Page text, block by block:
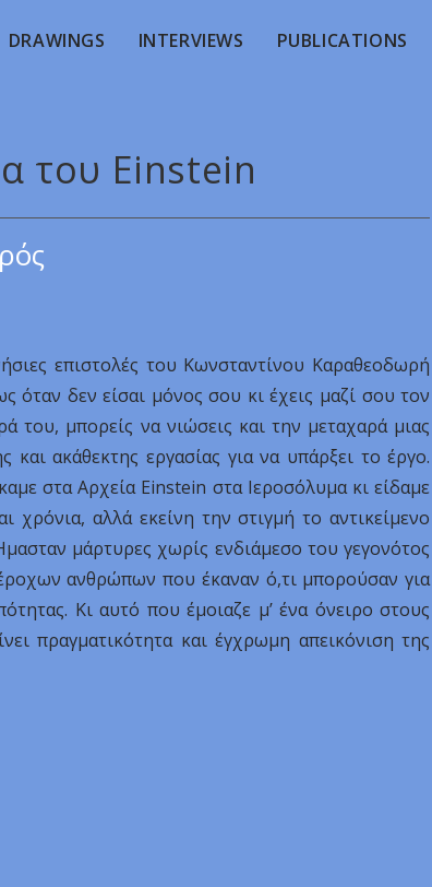
DRAWINGS INTERVIEWS PUBLICATIONS
του Einstein
επιστολές του Κωνσταντίνου Καραθεοδωρή
δεν είσαι μόνος σου κι έχεις μαζί σου τον
του, μπορείς να νιώσεις και την μεταχαρά μιας
ακάθεκτης εργασίας για να υπάρξει το έργο.
στα Αρχεία Einstein στα Ιεροσόλυμα κι είδαμε
αλλά εκείνη την στιγμή το αντικείμενο
μάρτυρες χωρίς ενδιάμεσο του γεγονότος
ανθρώπων που έκαναν ό,τι μπορούσαν για
Κι αυτό που έμοιαζε μ’ ένα όνειρο στους
πραγματικότητα και έγχρωμη απεικόνιση της